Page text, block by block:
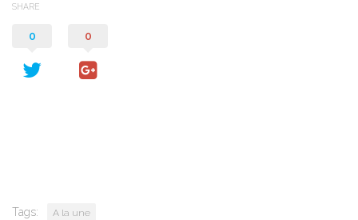
SHARE
0 0
Tags: A la une